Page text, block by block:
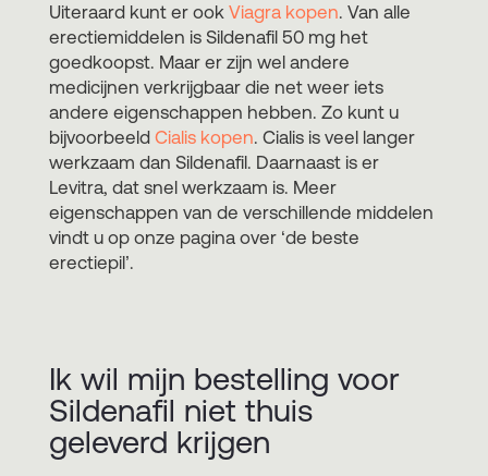
Uiteraard kunt er ook Viagra kopen. Van alle
erectiemiddelen is Sildenafil 50 mg het
goedkoopst. Maar er zijn wel andere
medicijnen verkrijgbaar die net weer iets
andere eigenschappen hebben. Zo kunt u
bijvoorbeeld Cialis kopen. Cialis is veel langer
werkzaam dan Sildenafil. Daarnaast is er
Levitra, dat snel werkzaam is. Meer
eigenschappen van de verschillende middelen
vindt u op onze pagina over ‘de beste
erectiepil’.
Ik wil mijn bestelling voor
Sildenafil niet thuis
geleverd krijgen